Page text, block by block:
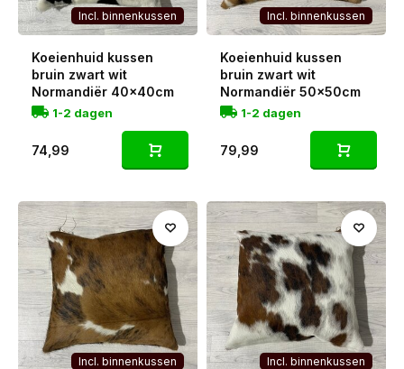
Incl. binnenkussen
Koeienhuid kussen
bruin zwart wit
Normandiër 40x40cm
1-2 dagen
74,99
Incl. binnenkussen
Koeienhuid kussen
bruin zwart wit
Normandiër 50x50cm
1-2 dagen
79,99
Incl. binnenkussen Incl. binnenkussen